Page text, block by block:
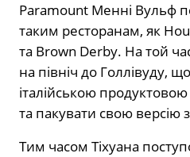
Paramount Менні Вульф
таким ресторанам, як
та Brown Derby. На той
на північ до Голлівуду,
італійською
та пакувати свою версію
Тим часом Тіхуана